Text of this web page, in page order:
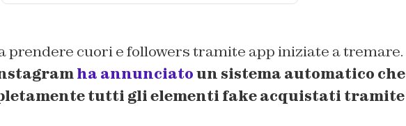
prendere cuori e followers tramite app iniziate a tremare.
ha annunciatoun sistema automatico che
tutti gli elementi fake acquistati tramite